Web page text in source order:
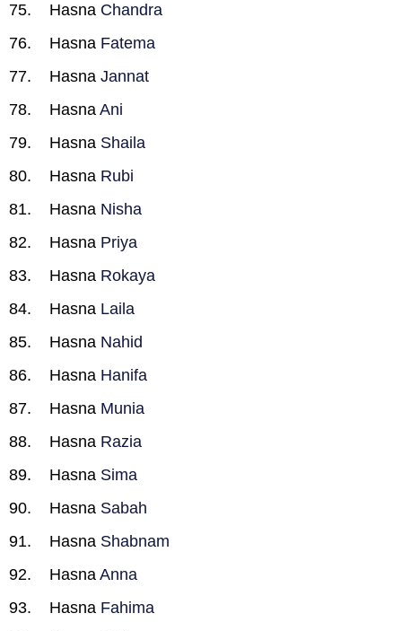
Hasna Chandra
Hasna Fatema
Hasna Jannat
Hasna Ani
Hasna Shaila
Hasna Rubi
Hasna Nisha
Hasna Priya
Hasna Rokaya
Hasna Laila
Hasna Nahid
Hasna Hanifa
Hasna Munia
Hasna Razia
Hasna Sima
Hasna Sabah
Hasna Shabnam
Hasna Anna
Hasna Fahima